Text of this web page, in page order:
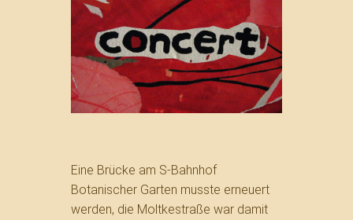
Eine Brücke am S-Bahnhof
Botanischer Garten musste erneuert
werden, die Moltkestraße war damit